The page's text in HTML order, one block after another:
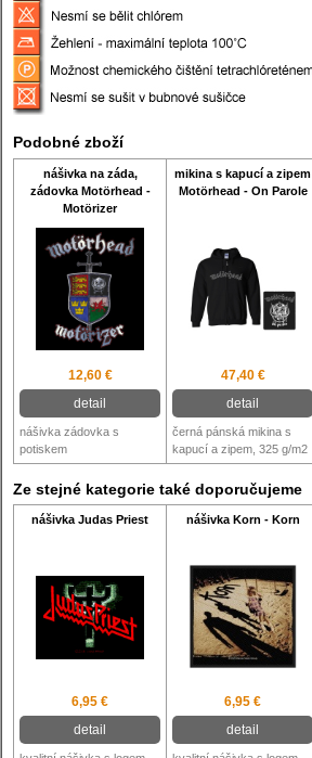
Podobné zboží
nášivka na záda,
zádovka Motörhead -
Motörizer
mikina s kapucí a zipem
Motörhead - On Parole
12,60 €
detail
47,40 €
detail
nášivka zádovka s
potiskem
černá pánská mikina s
kapucí a zipem, 325 g/m2
Ze stejné kategorie také doporučujeme
nášivka Judas Priest nášivka Korn - Korn
6,95 €
detail
6,95 €
detail